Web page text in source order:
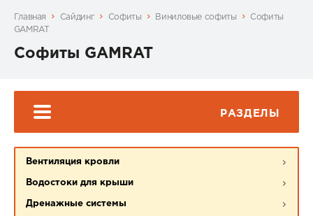
Главная Сайдинг Софиты Виниловые софиты
Софиты
GAMRAT
Софиты GAMRAT
РАЗДЕЛЫ
Вентиляция кровли
Водостоки для крыши
Дренажные системы